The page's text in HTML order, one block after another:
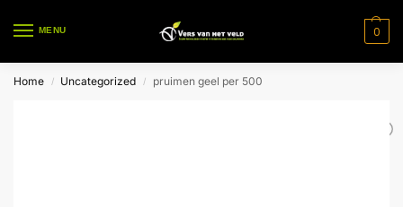
MENU 0
Home / Uncategorized / pruimen geel per 500